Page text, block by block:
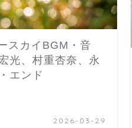
スカイBGM・音
光、村重杏奈、永
エンド
2026-03-29